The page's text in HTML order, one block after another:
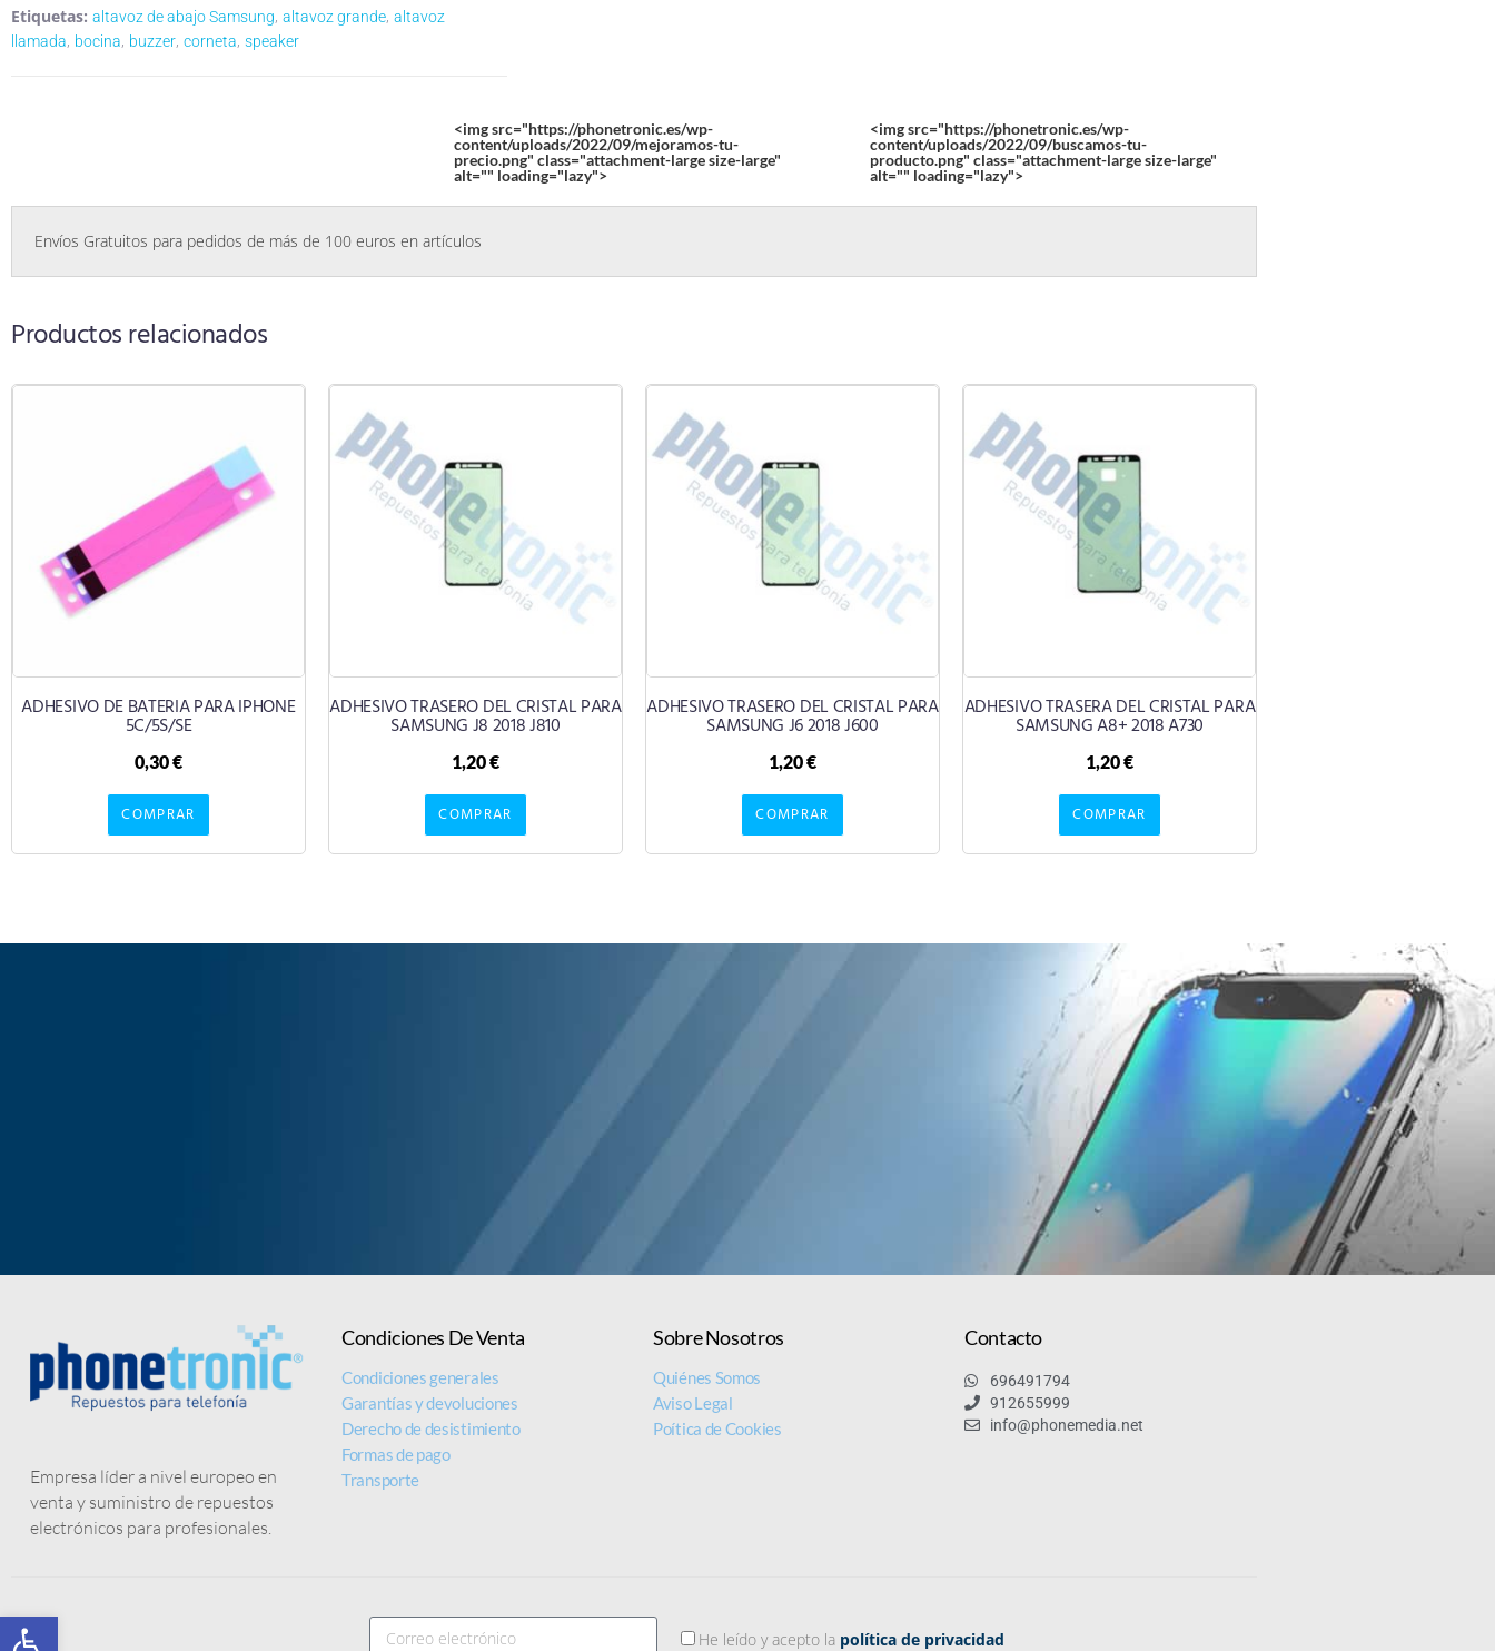
Abrir barra de herramientas
Etiquetas: altavoz de abajo Samsung, altavoz grande, altavoz
llamada, bocina, buzzer, corneta, speaker
<img src="https://phonetronic.es/wp-
content/uploads/2022/09/mejoramos-tu-
precio.png" class="attachment-large size-large"
alt="" loading="lazy">
<img src="https://phonetronic.es/wp-
content/uploads/2022/09/buscamos-tu-
producto.png" class="attachment-large size-large"
alt="" loading="lazy">
Envíos Gratuitos para pedidos de más de 100 euros en artículos
Productos relacionados
ADHESIVO DE BATERIA PARA IPHONE
5C/5S/SE
0,30€
COMPRAR
ADHESIVO TRASERO DEL CRISTAL PARA
SAMSUNG J8 2018 J810
1,20€
COMPRAR
ADHESIVO TRASERO DEL CRISTAL PARA
SAMSUNG J6 2018 J600
1,20€
COMPRAR
ADHESIVO TRASERA DEL CRISTAL PARA
SAMSUNG A8+ 2018 A730
1,20€
COMPRAR
Empresa líder a nivel europeo en
venta y suministro de repuestos
electrónicos para profesionales.
Condiciones De Venta
Condiciones generales
Garantías y devoluciones
Derecho de desistimiento
Formas de pago
Transporte
Sobre Nosotros
Quiénes Somos
Aviso Legal
Poítica de Cookies
Contacto
696491794
912655999
info@phonemedia.net
He leído y acepto la política de privacidad